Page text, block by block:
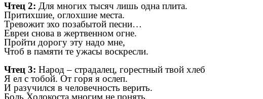
Чтец 2: Для многих тысяч лишь одна плита.
Притихшие, оглохшие места.
Тревожит эхо позабытой песни…
Евреи снова в жертвенном огне.
Пройти дорогу эту надо мне,
Чтоб в памяти те ужасы воскресли.
Чтец 3: Народ – страдалец, горестный твой хлеб
Я ел с тобой. От горя я ослеп.
И разучился в человечность верить.